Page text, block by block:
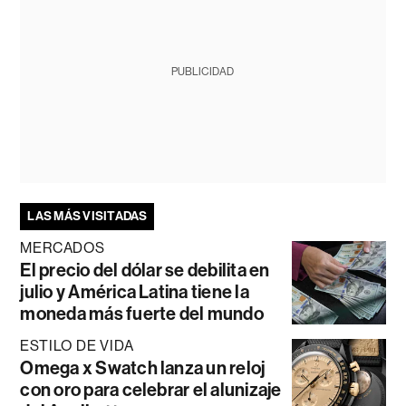
PUBLICIDAD
LAS MÁS VISITADAS
MERCADOS
El precio del dólar se debilita en
julio y América Latina tiene la
moneda más fuerte del mundo
ESTILO DE VIDA
Omega x Swatch lanza un reloj
con oro para celebrar el alunizaje